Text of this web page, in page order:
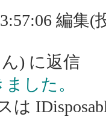
編集(
) に返信
した。
は